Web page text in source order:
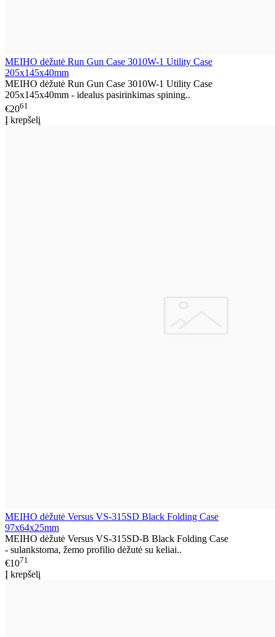
MEIHO dėžutė Run Gun Case 3010W-1 Utility Case
205x145x40mm
MEIHO dėžutė Run Gun Case 3010W-1 Utility Case
205x145x40mm - idealus pasirinkimas spining..
€2061
Į krepšelį
MEIHO dėžutė Versus VS-315SD Black Folding Case
97x64x25mm
MEIHO dėžutė Versus VS-315SD-B Black Folding Case
- sulankstoma, žemo profilio dėžutė su keliai..
€1071
Į krepšelį